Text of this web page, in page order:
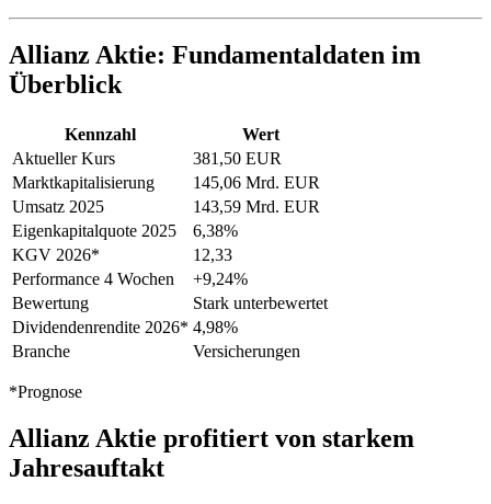
Allianz Aktie: Fundamentaldaten im
Überblick
Kennzahl
Wert
Aktueller Kurs
381,50 EUR
Marktkapitalisierung
145,06 Mrd. EUR
Umsatz 2025
143,59 Mrd. EUR
Eigenkapitalquote 2025
6,38%
KGV 2026*
12,33
Performance 4 Wochen
+9,24%
Bewertung
Stark unterbewertet
Dividendenrendite 2026* 4,98%
Branche
Versicherungen
*Prognose
Allianz Aktie profitiert von starkem
Jahresauftakt